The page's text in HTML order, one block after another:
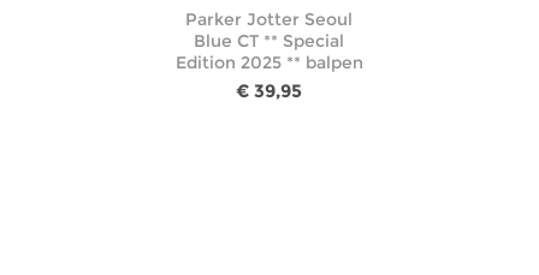
Parker Jotter Seoul
Blue CT ** Special
Edition 2025 ** balpen
€ 39,95